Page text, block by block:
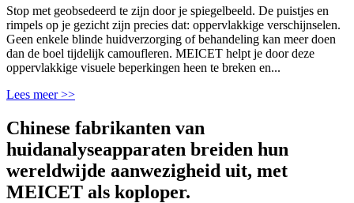
Stop met geobsedeerd te zijn door je spiegelbeeld. De puistjes en
rimpels op je gezicht zijn precies dat: oppervlakkige verschijnselen.
Geen enkele blinde huidverzorging of behandeling kan meer doen
dan de boel tijdelijk camoufleren. MEICET helpt je door deze
oppervlakkige visuele beperkingen heen te breken en...
Lees meer >>
Chinese fabrikanten van
huidanalyseapparaten breiden hun
wereldwijde aanwezigheid uit, met
MEICET als koploper.